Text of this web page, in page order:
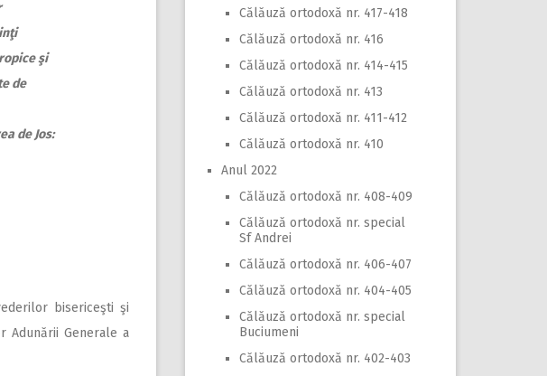
şi
de
de Jos:
bisericeşti şi
Adunării Generale a
Călăuză ortodoxă nr. 417-418
Călăuză ortodoxă nr. 416
Călăuză ortodoxă nr. 414-415
Călăuză ortodoxă nr. 413
Călăuză ortodoxă nr. 411-412
Călăuză ortodoxă nr. 410
Anul 2022
Călăuză ortodoxă nr. 408-409
Călăuză ortodoxă nr. special
Sf Andrei
Călăuză ortodoxă nr. 406-407
Călăuză ortodoxă nr. 404-405
Călăuză ortodoxă nr. special
Buciumeni
Călăuză ortodoxă nr. 402-403